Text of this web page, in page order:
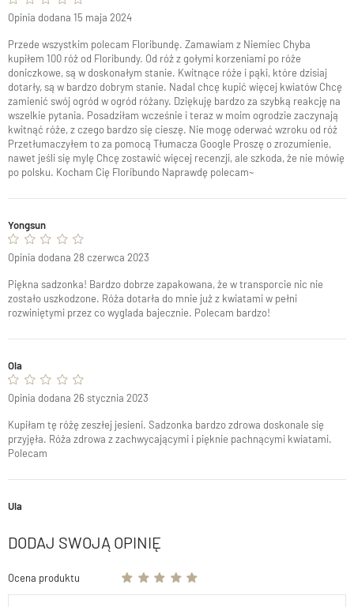
Przede wszystkim polecam Floribundę. Zamawiam z Niemiec Chyba
kupiłem 100 róż od Floribundy. Od róż z gołymi korzeniami po róże
doniczkowe, są w doskonałym stanie. Kwitnące róże i pąki, które dzisiaj
dotarły, są w bardzo dobrym stanie. Nadal chcę kupić więcej kwiatów Chcę
zamienić swój ogród w ogród różany. Dziękuję bardzo za szybką reakcję na
wszelkie pytania. Posadziłam wcześnie i teraz w moim ogrodzie zaczynają
kwitnąć róże, z czego bardzo się cieszę. Nie mogę oderwać wzroku od róż
Przetłumaczyłem to za pomocą Tłumacza Google Proszę o zrozumienie,
nawet jeśli się mylę Chcę zostawić więcej recenzji, ale szkoda, że ​​nie mówię
po polsku. Kocham Cię Floribundo Naprawdę polecam~
Yongsun
Opinia dodana 15 maja 2024
Piękna sadzonka! Bardzo dobrze zapakowana, że w transporcie nic nie
zostało uszkodzone. Róża dotarła do mnie już z kwiatami w pełni
rozwiniętymi przez co wyglada bajecznie. Polecam bardzo!
Ola
Opinia dodana 28 czerwca 2023
Kupiłam tę różę zeszłej jesieni. Sadzonka bardzo zdrowa doskonale się
przyjęła. Róża zdrowa z zachwycającymi i pięknie pachnącymi kwiatami.
Polecam
Ula
Opinia dodana 26 stycznia 2023
DODAJ SWOJĄ OPINIĘ
Ocena produktu